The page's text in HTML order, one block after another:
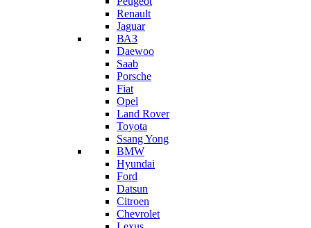
Renault
Jaguar
ВАЗ
Daewoo
Saab
Porsche
Fiat
Opel
Land Rover
Toyota
Ssang Yong
BMW
Hyundai
Ford
Datsun
Citroen
Chevrolet